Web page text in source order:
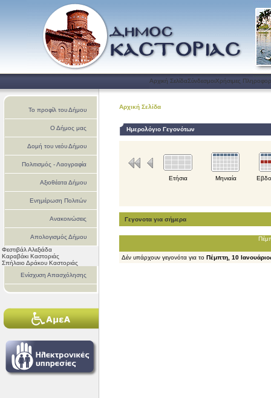
Αρχική ΣελίδαΣύνδεσμοιΧρήσιμες
Το προφίλ του Δήμου
Ο Δήμος μας
Δομή του νεόυ Δήμου
Πολιτισμός - Λαογραφία
Αξιοθέατα Δήμου
Ενημέρωση Πολιτών
Ανακοινώσεις
Απολογισμός Δήμου
Καστοριάς
Φεστιβάλ Αλεξιάδα
Καραβάκι Καστοριάς
Σπήλαιο Δράκου Καστοριάς
Ενίσχυση Απασχόλησης
Αρχική Σελίδα
Ημερολόγιο Γεγονότων
Ετήσια Μηνιαία
Γεγονοτα για σήμερα
Δέν υπάρχουν γεγονότα για το Πέμπτη, 10